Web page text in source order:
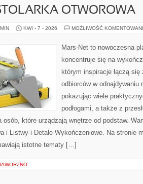
OTWOROWA
KWI - 7 - 2026 MOŻLIWOŚĆ
Mars-Net to nowoczesna
koncentruje się na
którym inspiracje łączą
odbiorców w odnajdywaniu
pokazując wiele
podłogami, a także z
osób, które urządzają wnętrze od podstaw.
i Listwy i Detale Wykończeniowe. Na stronie
istotne tematy […]